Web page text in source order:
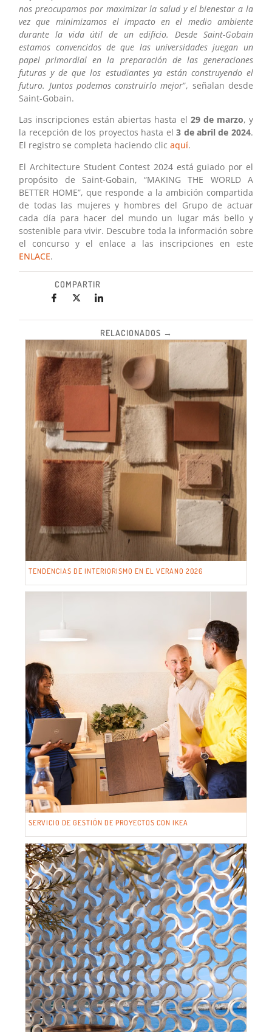
nos preocupamos por maximizar la salud y el bienestar a la
vez que minimizamos el impacto en el medio ambiente
durante la vida útil de un edificio. Desde Saint-Gobain
estamos convencidos de que las universidades juegan un
papel primordial en la preparación de las generaciones
futuras y de que los estudiantes ya están construyendo el
futuro. Juntos podemos construirlo mejor”, señalan desde
Saint-Gobain.
Las inscripciones están abiertas hasta el 29 de marzo, y
la recepción de los proyectos hasta el3 de abril de 2024.
El registro se completa haciendo clicaquí.
El Architecture Student Contest 2024 está guiado por el
propósito de Saint-Gobain, “MAKING THE WORLD A
BETTER HOME”, que responde a la ambición compartida
de todas las mujeres y hombres del Grupo de actuar
cada día para hacer del mundo un lugar más bello y
sostenible para vivir. Descubre toda la información sobre
el concurso y el enlace a las inscripciones en este
ENLACE.
COMPARTIR
RELACIONADOS →
TENDENCIAS DE INTERIORISMO EN EL VERANO 2026
SERVICIO DE GESTIÓN DE PROYECTOS CON IKEA